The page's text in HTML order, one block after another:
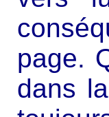
page.
dans